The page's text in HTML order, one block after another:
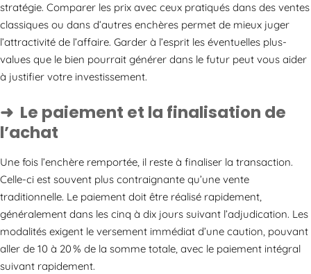
stratégie. Comparer les prix avec ceux pratiqués dans des ventes
classiques ou dans d’autres enchères permet de mieux juger
l’attractivité de l’affaire. Garder à l’esprit les éventuelles plus-
values que le bien pourrait générer dans le futur peut vous aider
à justifier votre investissement.
Le paiement et la finalisation de
l’achat
Une fois l’enchère remportée, il reste à finaliser la transaction.
Celle-ci est souvent plus contraignante qu’une vente
traditionnelle. Le paiement doit être réalisé rapidement,
généralement dans les cinq à dix jours suivant l’adjudication. Les
modalités exigent le versement immédiat d’une caution, pouvant
aller de 10 à 20 % de la somme totale, avec le paiement intégral
suivant rapidement.